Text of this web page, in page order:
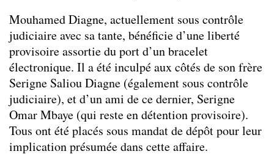
Mouhamed Diagne, actuellement sous contrôle
judiciaire avec sa tante, bénéficie d’une liberté
provisoire assortie du port d’un bracelet
électronique. Il a été inculpé aux côtés de son frère
Serigne Saliou Diagne (également sous contrôle
judiciaire), et d’un ami de ce dernier, Serigne
Omar Mbaye (qui reste en détention provisoire).
Tous ont été placés sous mandat de dépôt pour leur
implication présumée dans cette affaire.